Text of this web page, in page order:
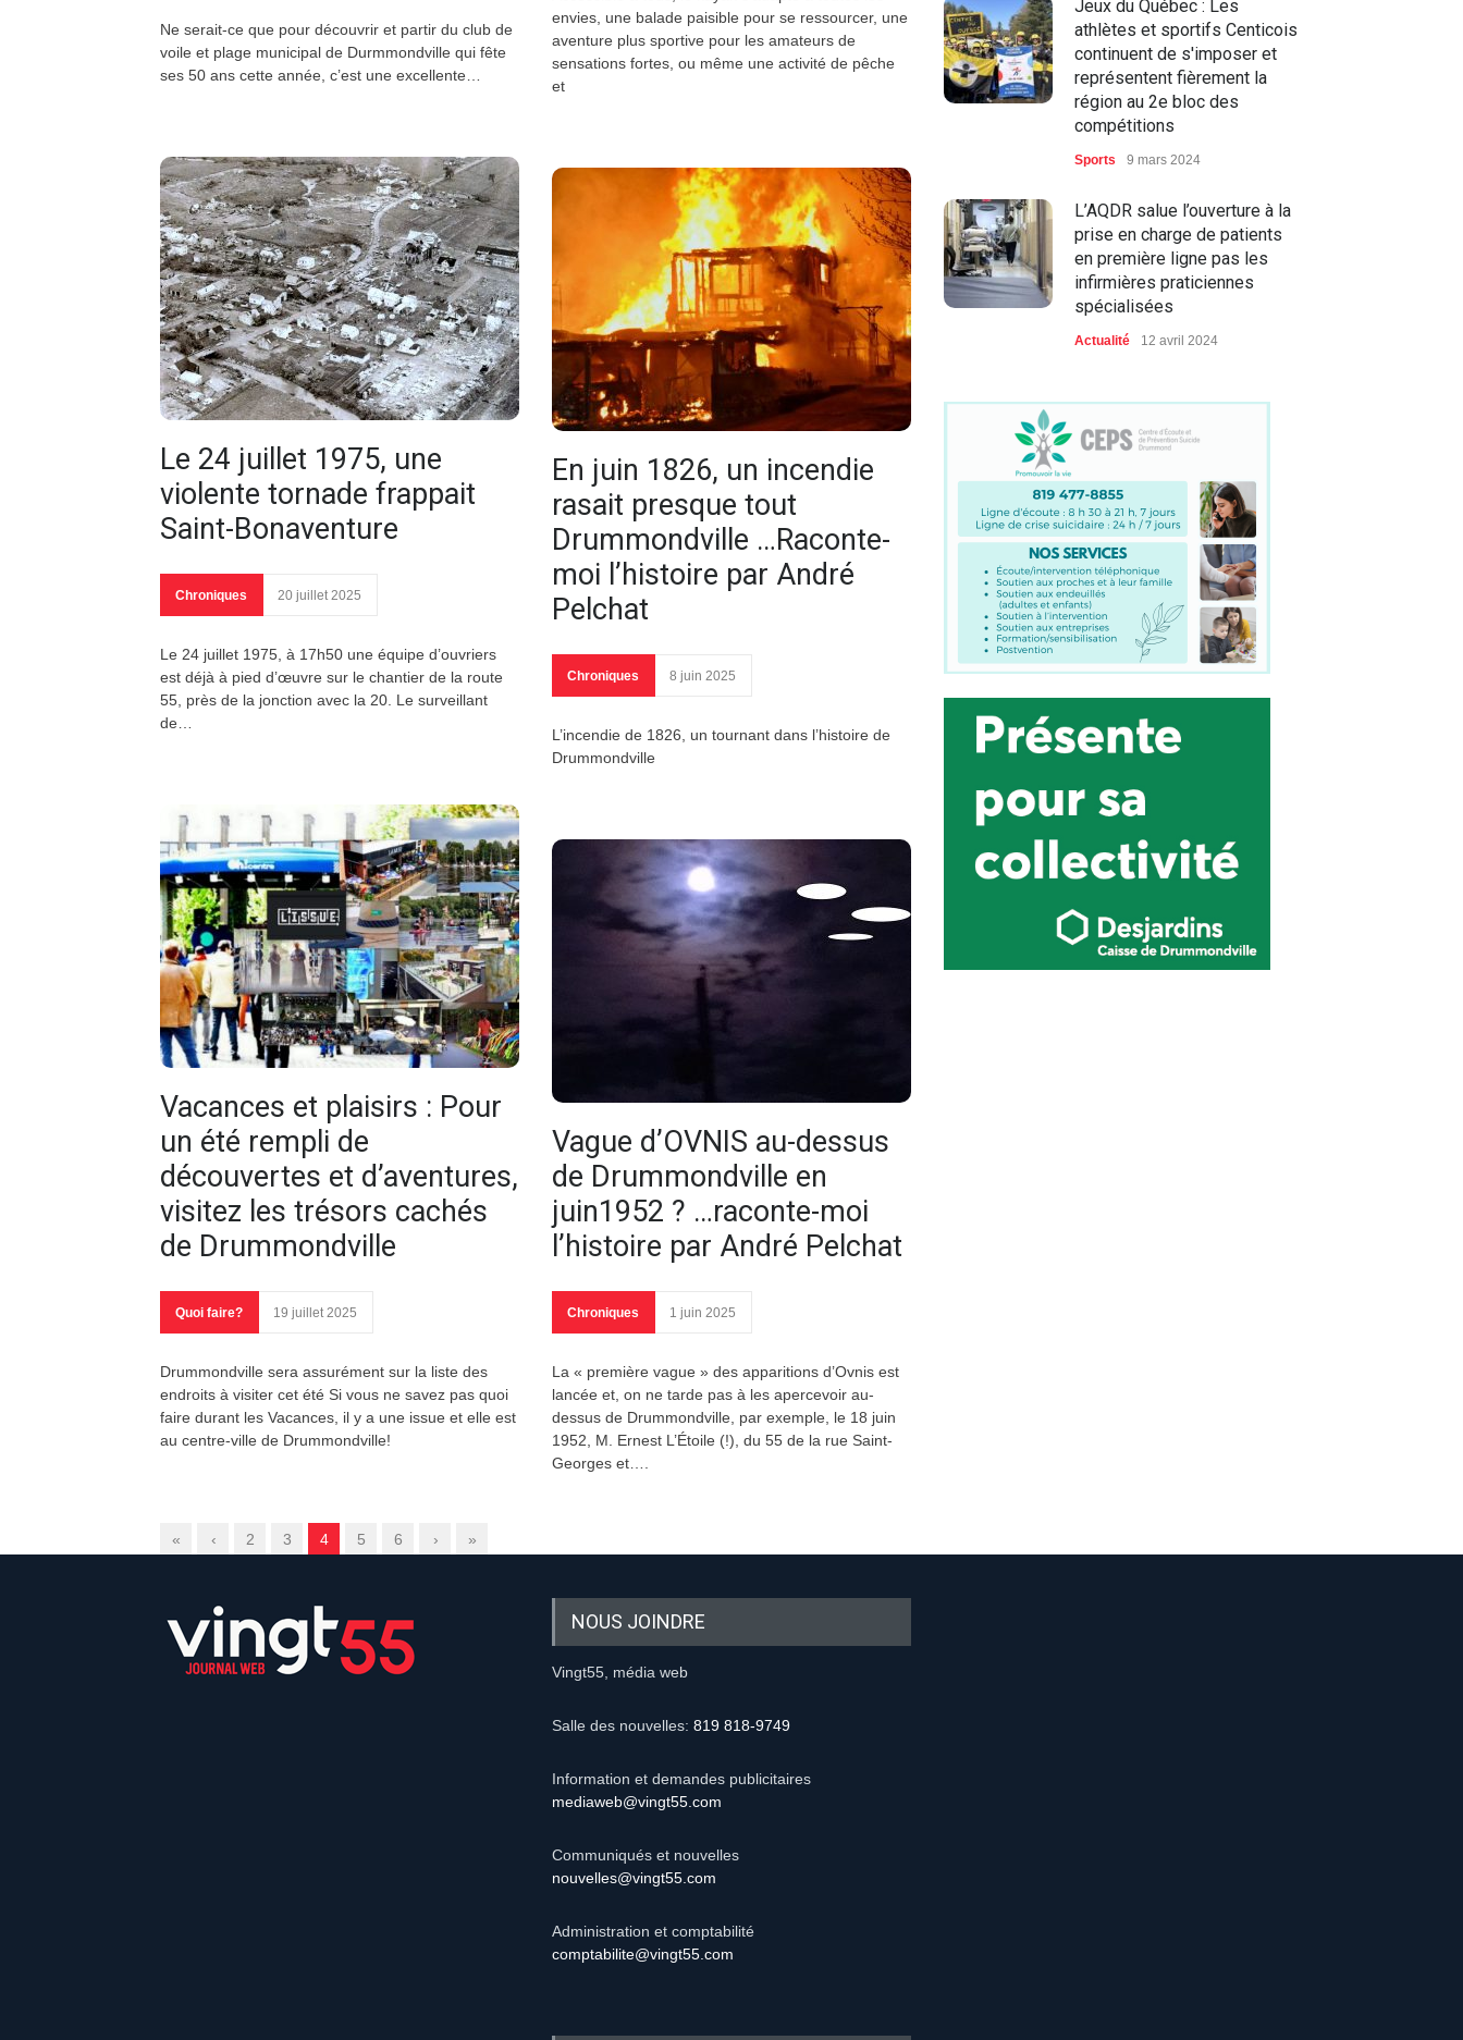
Ne serait-ce que pour découvrir et partir du club de
voile et plage municipal de Durmmondville qui fête
ses 50 ans cette année, c’est une excellente…
Le 24 juillet 1975, une
violente tornade frappait
Saint-Bonaventure
Chroniques 20 juillet 2025
Le 24 juillet 1975, à 17h50 une équipe d’ouvriers
est déjà à pied d’œuvre sur le chantier de la route
55, près de la jonction avec la 20. Le surveillant
de…
Vacances et plaisirs : Pour
un été rempli de
découvertes et d’aventures,
visitez les trésors cachés
de Drummondville
Quoi faire? 19 juillet 2025
Drummondville sera assurément sur la liste des
endroits à visiter cet été Si vous ne savez pas quoi
faire durant les Vacances, il y a une issue et elle est
au centre-ville de Drummondville!
envies, une balade paisible pour se ressourcer, une
aventure plus sportive pour les amateurs de
sensations fortes, ou même une activité de pêche
et
En juin 1826, un incendie
rasait presque tout
Drummondville …Raconte-
moi l’histoire par André
Pelchat
Chroniques 8 juin 2025
L’incendie de 1826, un tournant dans l’histoire de
Drummondville
Vague d’OVNIS au-dessus
de Drummondville en
juin1952 ? …raconte-moi
l’histoire par André Pelchat
Chroniques 1 juin 2025
La « première vague » des apparitions d’Ovnis est
lancée et, on ne tarde pas à les apercevoir au-
dessus de Drummondville, par exemple, le 18 juin
1952, M. Ernest L’Étoile (!), du 55 de la rue Saint-
Georges et….
« ‹ 2 3 4 5 6 › »
Jeux du Québec : Les
athlètes et sportifs Centicois
continuent de s'imposer et
représentent fièrement la
région au 2e bloc des
compétitions
Sports 9 mars 2024
L’AQDR salue l’ouverture à la
prise en charge de patients
en première ligne pas les
infirmières praticiennes
spécialisées
Actualité 12 avril 2024
édition, Brigitte Boisjoli, invite
marcher !
Actualité 10 juin 2024
Une nouvelle orientation
stratégique et un nouveau
nom pour La Feuille
Verte....Chanv !
Actualité,Affaires 29 mars 2023
NOUS JOINDRE
Vingt55, média web
Salle des nouvelles: 819 818-9749
Information et demandes publicitaires
mediaweb@vingt55.com
Communiqués et nouvelles
nouvelles@vingt55.com
Administration et comptabilité
comptabilite@vingt55.com